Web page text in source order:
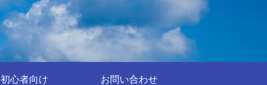
初心者向け お問い合わせ